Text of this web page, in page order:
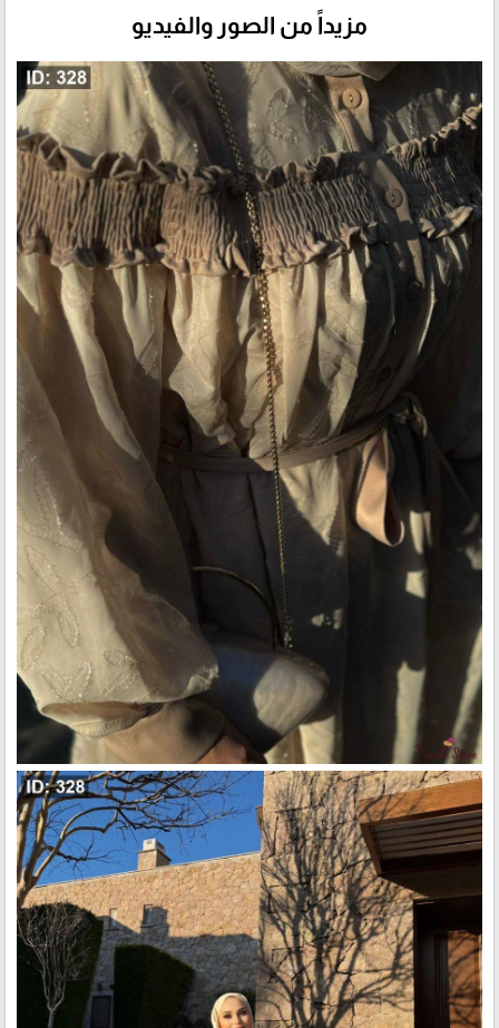
مزيداً من الصور والفيديو